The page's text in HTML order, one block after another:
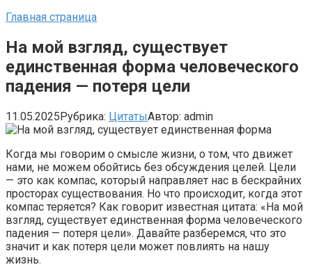
Главная страница
На мой взгляд, существует
единственная форма человеческого
падения — потеря цели
11.05.2025Рубрика: ЦитатыАвтор: admin
Когда мы говорим о смысле жизни, о том, что движет
нами, не можем обойтись без обсуждения целей. Цели
— это как компас, который направляет нас в бескрайних
просторах существования. Но что происходит, когда этот
компас теряется? Как говорит известная цитата: «На мой
взгляд, существует единственная форма человеческого
падения — потеря цели». Давайте разберемся, что это
значит и как потеря цели может повлиять на нашу
жизнь.